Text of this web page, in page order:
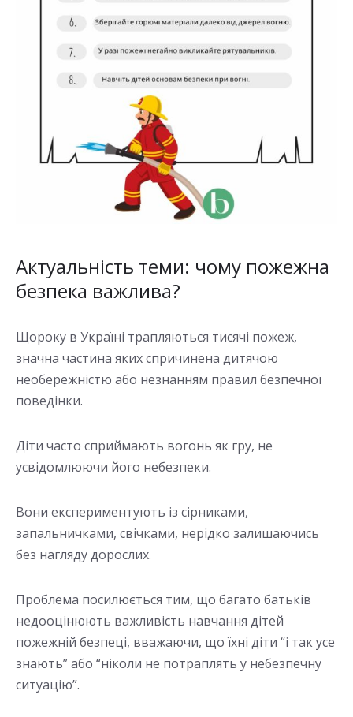
Актуальність теми: чому пожежна
безпека важлива?
Щороку в Україні трапляються тисячі пожеж,
значна частина яких спричинена дитячою
необережністю або незнанням правил безпечної
поведінки.
Діти часто сприймають вогонь як гру, не
усвідомлюючи його небезпеки.
Вони експериментують із сірниками,
запальничками, свічками, нерідко залишаючись
без нагляду дорослих.
Проблема посилюється тим, що багато батьків
недооцінюють важливість навчання дітей
пожежній безпеці, вважаючи, що їхні діти “і так усе
знають” або “ніколи не потраплять у небезпечну
ситуацію”.